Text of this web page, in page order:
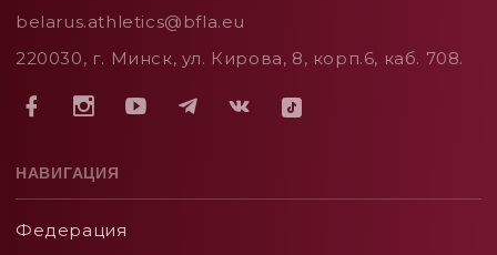
belarus.athletics@bfla.eu
220030, г. Минск, ул. Кирова, 8, корп.6, каб. 708.
НАВИГАЦИЯ
Федерация